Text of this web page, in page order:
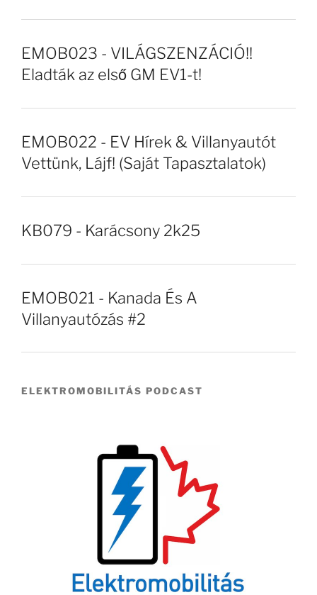
EMOB023 - VILÁGSZENZÁCIÓ!!
Eladták az első GM EV1-t!
EMOB022 - EV Hírek & Villanyautót
Vettünk, Lájf! (Saját Tapasztalatok)
KB079 - Karácsony 2k25
EMOB021 - Kanada És A
Villanyautózás #2
ELEKTROMOBILITÁS PODCAST